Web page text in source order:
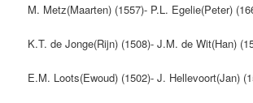
M. Metz(Maarten) (1557)- P.L. Egelie(Peter)
K.T. de Jonge(Rijn) (1508)- J.M. de Wit(Han)
E.M. Loots(Ewoud) (1502)- J. Hellevoort(Jan)